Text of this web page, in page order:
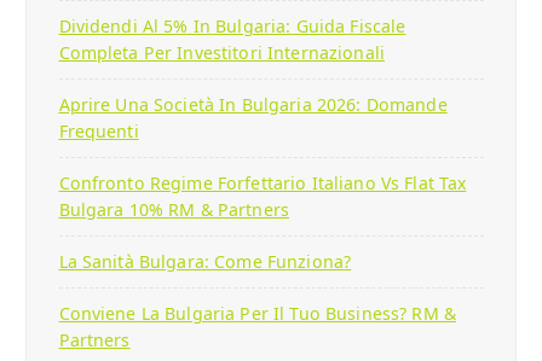
Dividendi Al 5% In Bulgaria: Guida Fiscale
Completa Per Investitori Internazionali
Aprire Una Società In Bulgaria 2026: Domande
Frequenti
Confronto Regime Forfettario Italiano Vs Flat Tax
Bulgara 10% RM & Partners
La Sanità Bulgara: Come Funziona?
Conviene La Bulgaria Per Il Tuo Business? RM &
Partners